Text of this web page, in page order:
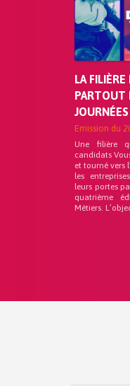
LA
PARTOUT
Emission du
Une filière
candidats
et tourné vers
les
leurs portes
quatrième
Métiers.